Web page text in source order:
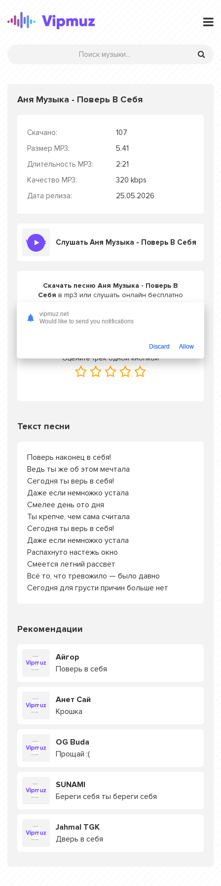
Аня Музыка - Поверь В Себя
Скачано:
107
Размер MP3:
5.41
Длительность MP3:
2:21
Качество MP3:
320 kbps
Дата релиза:
25.05.2026
Слушать Аня Музыка - Поверь В Себя
Скачать песню Аня Музыка - Поверь В
Себя в mp3 или слушать онлайн бесплатно
Оцените трек одной кнопкой
Текст песни
Поверь наконец в себя!
Ведь ты же об этом мечтала
Сегодня ты верь в себя!
Даже если немножко устала
Смелее день ото дня
Ты крепче, чем сама считала
Сегодня ты верь в себя!
Даже если немножко устала
Распахнуто настежь окно
Смеется летний рассвет
Всё то, что тревожило — было давно
Сегодня для грусти причин больше нет
Рекомендации
Айгор
Поверь в себя
Анет Сай
Крошка
OG Buda
Прощай :(
SUNAMI
Береги себя ты береги себя
Jahmal TGK
Дверь в себя
vipmuz.net
Would like to send you notifications
Discard Allow